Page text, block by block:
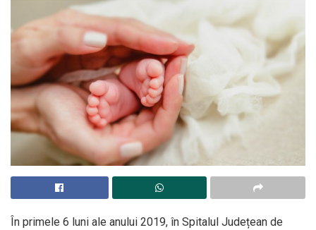
În primele 6 luni ale anului 2019, în Spitalul Județean de